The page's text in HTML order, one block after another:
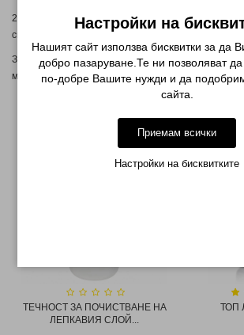
2. За да поддържате дълъг експлоатационен
светодиодите включени за повече от 600 секунди.
Забележка: Поради разликата между различните
може да не отразява действителния цвят на
СВЪРЗАНИ
ТЕЧНОСТ ЗА ПОЧИСТВАНЕ НА
ЛЕПКАВИЯ СЛОЙ...
ТОП
Настройки на
Нашият сайт използва бисквитки за да
добро пазаруване.Те ни позволяват
по-добре Вашите нужди и да
сайта.
Приемам всички
Настройки на бисквитките